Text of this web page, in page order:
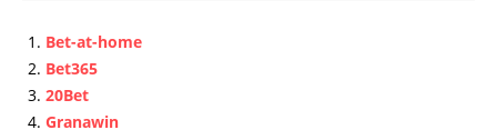
Bet-at-home
Bet365
20Bet
Granawin